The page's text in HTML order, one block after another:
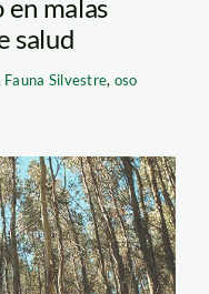
malas
salud
Fauna Silvestre, oso